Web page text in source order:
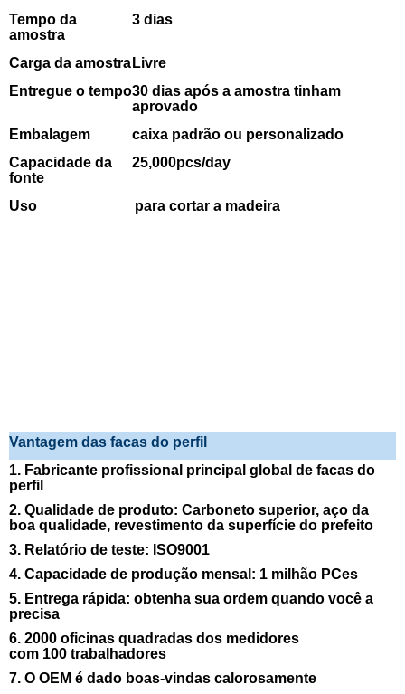
Tempo da
amostra
3 dias
Carga da amostra Livre
Entregue o tempo30 dias após a amostra tinham
aprovado
Embalagem
caixa padrão ou personalizado
Capacidade da
fonte
25,000pcs/day
Uso para cortar a madeira
Vantagem das facas do perfil
1. Fabricante profissional principal global de facas do
perfil
2. Qualidade de produto: Carboneto superior, aço da
boa qualidade, revestimento da superfície do prefeito
3. Relatório de teste: ISO9001
4. Capacidade de produção mensal: 1 milhão PCes
5. Entrega rápida: obtenha sua ordem quando você a
precisa
6. 2000 oficinas quadradas dos medidores
com 100 trabalhadores
7. O OEM é dado boas-vindas calorosamente